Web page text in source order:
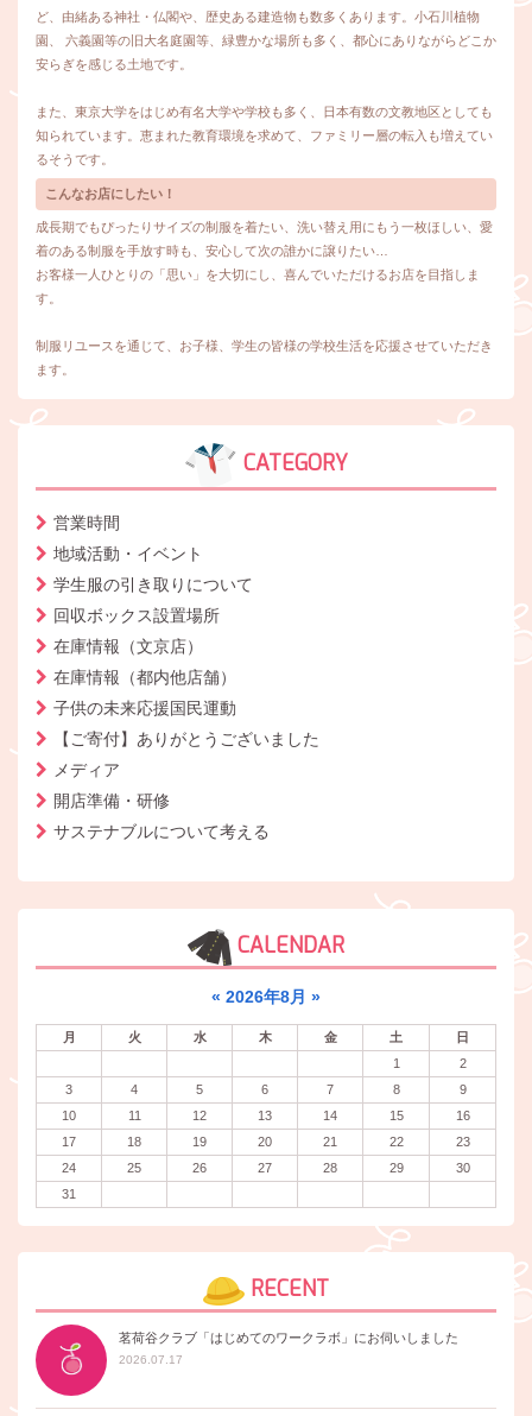
ど、由緒ある神社・仏閣や、歴史ある建造物も数多くあります。小石川植物
園、 六義園等の旧大名庭園等、緑豊かな場所も多く、都心にありながらどこか
安らぎを感じる土地です。
また、東京大学をはじめ有名大学や学校も多く、日本有数の文教地区としても
知られています。恵まれた教育環境を求めて、ファミリー層の転入も増えてい
るそうです。
こんなお店にしたい！
成長期でもぴったりサイズの制服を着たい、洗い替え用にもう一枚ほしい、愛
着のある制服を手放す時も、安心して次の誰かに譲りたい…
お客様一人ひとりの「思い」を大切にし、喜んでいただけるお店を目指しま
す。
制服リユースを通じて、お子様、学生の皆様の学校生活を応援させていただき
ます。
CATEGORY
営業時間
地域活動・イベント
学生服の引き取りについて
回収ボックス設置場所
在庫情報（文京店）
在庫情報（都内他店舗）
子供の未来応援国民運動
【ご寄付】ありがとうございました
メディア
開店準備・研修
サステナブルについて考える
CALENDAR
« 2026年8月 »
月 火 水 木 金 土
日
1
2
3
4 5 6 7 8
9
10
11 12 13 14 15
16
17
18 19 20 21 22
23
24
25 26 27 28 29
30
31
RECENT
茗荷谷クラブ「はじめてのワークラボ」にお伺いしました
2026.07.17